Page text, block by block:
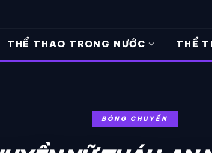
THỂ THAO TRONG NƯỚC expand_more THỂ
BÓNG CHUYỀN